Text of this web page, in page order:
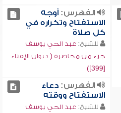
الفهرس:أوجه
الاستفتاح وتكراره في
كل صلاة
للشيخ: عبد الحي يوسف
جزء من محاضرة ( ديوان الإفتاء
[399])
الفهرس:دعاء
الاستفتاح ووقته
للشيخ: عبد الحي يوسف